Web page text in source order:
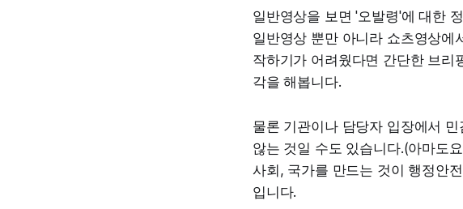
일반영상을 보면 '오발령'에 대한
일반영상 뿐만 아니라 쇼츠영상에
작하기가 어려웠다면 간단한 브리
각을 해봅니다.
물론 기관이나 담당자 입장에서
않는 것일 수도 있습니다.(아마도
사회, 국가를 만드는 것이 행정안
입니다.